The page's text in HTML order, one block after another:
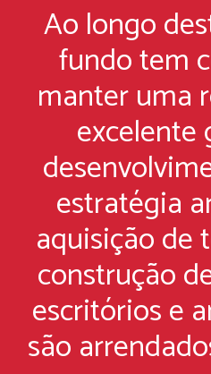
Ao longo
fundo tem
manter uma
excelente
estratégia
aquisição de
construção
escritórios e
são